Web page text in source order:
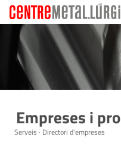
Empreses i
Serveis · Directori d'empreses